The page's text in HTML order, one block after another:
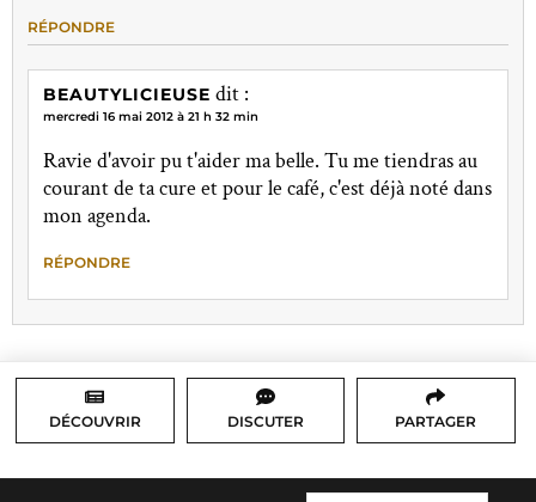
RÉPONDRE
BEAUTYLICIEUSE dit :
mercredi 16 mai 2012 à 21 h 32 min
Ravie d'avoir pu t'aider ma belle. Tu me tiendras au
courant de ta cure et pour le café, c'est déjà noté dans
mon agenda.
RÉPONDRE
DÉCOUVRIR DISCUTER PARTAGER